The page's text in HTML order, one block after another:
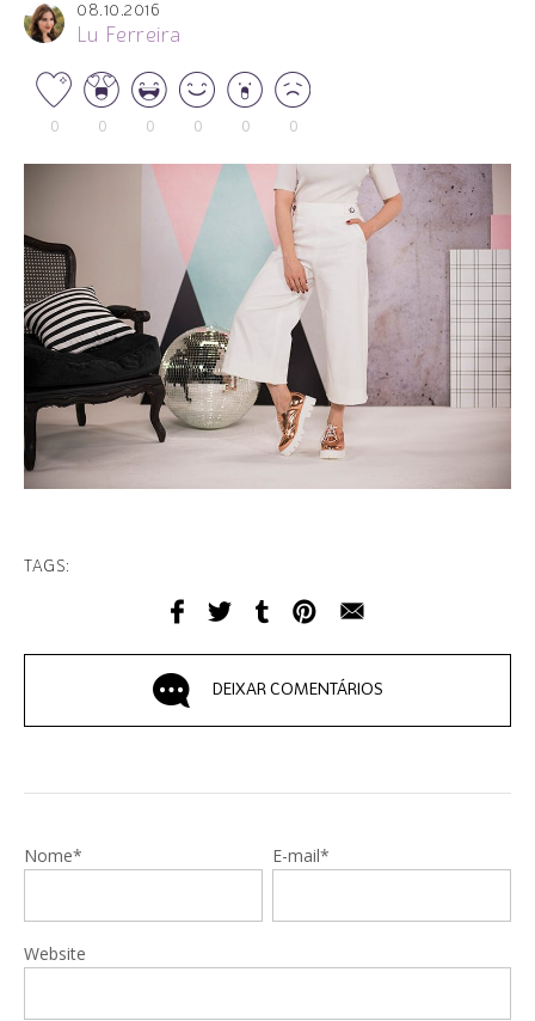
08.10.2016
Lu Ferreira
0 0 0 0 0 0
TAGS:
DEIXAR COMENTÁRIOS
Nome* E-mail*
Website